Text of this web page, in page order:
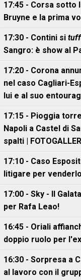
17:45 - Corsa sotto
Bruyne e la prima
17:30 - Contini si
Sangro: è show al
17:20 - Corona
nel caso Cagliari-
lui e al suo
17:15 - Pioggia
Napoli a Castel di
spalti |
17:10 - Caso
litigare per
17:00 - Sky - Il
per Rafa Leao!
16:45 - Oriali
doppio ruolo per
16:30 - Sorpresa a
al lavoro con il